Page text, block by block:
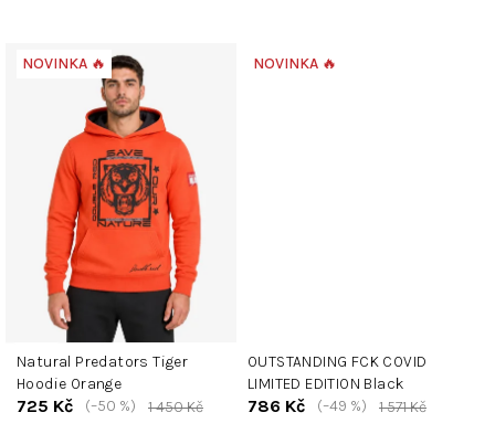
NOVINKA 🔥
Natural Predators Tiger
Hoodie Orange
725 Kč 1 450 Kč
(–50 %)
NOVINKA 🔥
OUTSTANDING FCK COVID
LIMITED EDITION Black
786 Kč 1 571 Kč
(–49 %)